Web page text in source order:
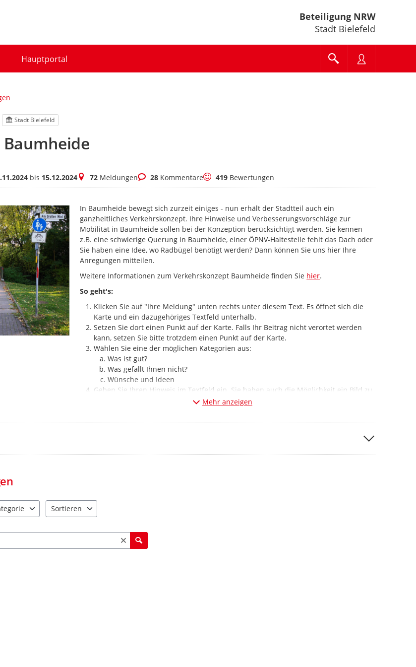
Beteiligung NRW
Stadt Bielefeld
Hauptportal
Stadt Bielefeld
bis 15.12.2024Meldungen
72MeldungenKommentare
28KommentareBewertungen
419Bewertungen
In Baumheide bewegt sich zurzeit einiges - nun erhält der Stadtteil auch ein
ganzheitliches Verkehrskonzept. Ihre Hinweise und Verbesserungsvorschläge zur
Mobilität in Baumheide sollen bei der Konzeption berücksichtigt werden. Sie kennen
z.B. eine schwierige Querung in Baumheide, einer ÖPNV-Haltestelle fehlt das Dach oder
Sie haben eine Idee, wo Radbügel benötigt werden? Dann können Sie uns hier Ihre
Anregungen mitteilen.
Weitere Informationen zum Verkehrskonzept Baumheide finden Sie hier.
So geht's:
Klicken Sie auf "Ihre Meldung" unten rechts unter diesem Text. Es öffnet sich die
Karte und ein dazugehöriges Textfeld unterhalb.
Setzen Sie dort einen Punkt auf der Karte. Falls Ihr Beitrag nicht verortet werden
kann, setzen Sie bitte trotzdem einen Punkt auf der Karte.
Wählen Sie eine der möglichen Kategorien aus:
Was ist gut?
Was gefällt Ihnen nicht?
Wünsche und Ideen
Geben Sie Ihren Hinweis im Textfeld ein. Sie haben auch die Möglichkeit ein Bild zu
Ihrem Anliegen hochzuladen. Außerdem freuen wir uns, wenn Sie uns zwei Fragen
Klicken Sie auf "Meldung absenden", damit Ihre Meldung gespeichert wird.
Um an der Abfrage teilzunehmen, müssen Sie sich nicht im Beteiligungsportal
Bei einer Registrierung: Diese gilt für alle Beteiligungsmöglichkeiten, die in diesem
Portal angeboten werden und Ihr Benutzername wird nach einer Registrierung
Mehr anzeigen
Sortieren
und Kommentaren